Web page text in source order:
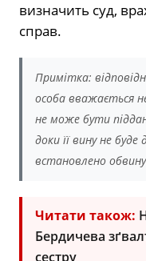
визначить суд,
справ.
Примітка:
особа вважається
не може бути
доки її вину не
встановлено
Читати також:
Бердичева
сестру